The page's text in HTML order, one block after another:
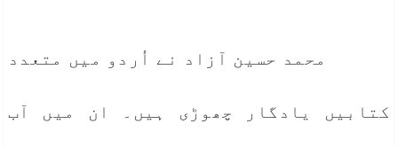
محمد حسین آزاد نے اُردو میں متعدد
کتابیں یادگار چھوڑی ہیں۔ ان میں آب